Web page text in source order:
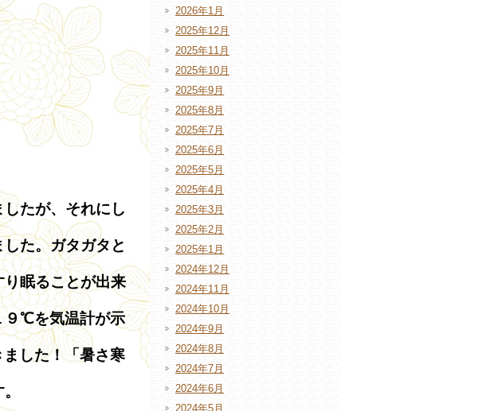
たが、それにし
た。ガタガタと
眠ることが出来
９℃を気温計が示
した！「暑さ寒
2026年1月
2025年12月
2025年11月
2025年10月
2025年9月
2025年8月
2025年7月
2025年6月
2025年5月
2025年4月
2025年3月
2025年2月
2025年1月
2024年12月
2024年11月
2024年10月
2024年9月
2024年8月
2024年7月
2024年6月
2024年5月